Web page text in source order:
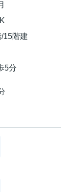
15階建
5分